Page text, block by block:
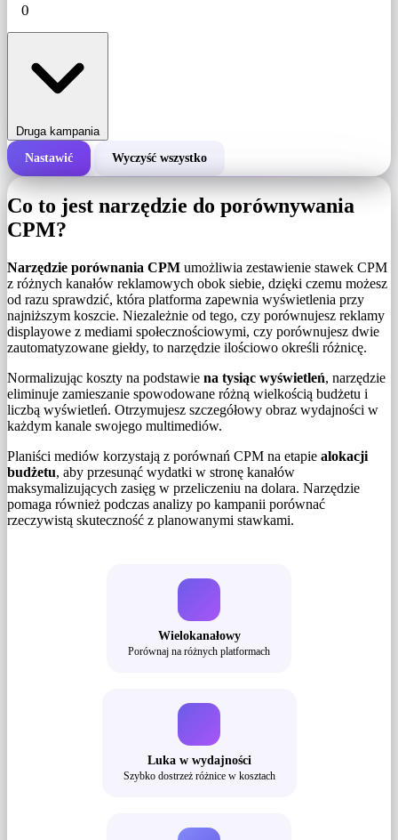
Druga kampania
Całkowity koszt kampanii
Koszt za 1000 wyświetleń (CPM)
Liczba wyświetleń
Nastawić Wyczyść wszystko
Co to jest narzędzie do porównywania
CPM?
Narzędzie porównania CPM umożliwia zestawienie stawek CPM
z różnych kanałów reklamowych obok siebie, dzięki czemu możesz
od razu sprawdzić, która platforma zapewnia wyświetlenia przy
najniższym koszcie. Niezależnie od tego, czy porównujesz reklamy
displayowe z mediami społecznościowymi, czy porównujesz dwie
zautomatyzowane giełdy, to narzędzie ilościowo określi różnicę.
Normalizując koszty na podstawie na tysiąc wyświetleń, narzędzie
eliminuje zamieszanie spowodowane różną wielkością budżetu i
liczbą wyświetleń. Otrzymujesz szczegółowy obraz wydajności w
każdym kanale swojego multimediów.
Planiści mediów korzystają z porównań CPM na etapie alokacji
budżetu, aby przesunąć wydatki w stronę kanałów
maksymalizujących zasięg w przeliczeniu na dolara. Narzędzie
pomaga również podczas analizy po kampanii porównać
rzeczywistą skuteczność z planowanymi stawkami.
Wielokanałowy
Porównaj na różnych platformach
Luka w wydajności
Szybko dostrzeż różnice w kosztach